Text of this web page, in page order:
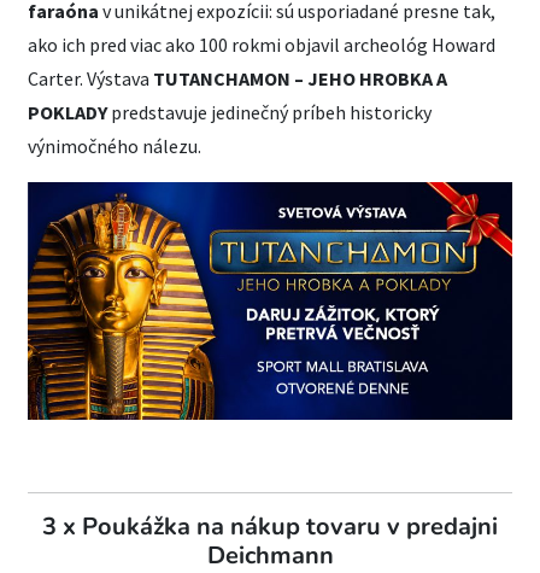
faraóna v unikátnej expozícii: sú usporiadané presne tak,
ako ich pred viac ako 100 rokmi objavil archeológ Howard
Carter.​ Výstava TUTANCHAMON – JEHO HROBKA A
POKLADYpredstavuje jedinečný príbeh historicky
výnimočného nálezu.
3 x Poukážka na nákup tovaru v predajni
Deichmann